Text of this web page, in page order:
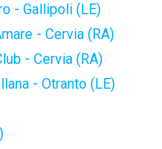
- Gallipoli (LE)
- Cervia (RA)
- Cervia (RA)
- Otranto (LE)